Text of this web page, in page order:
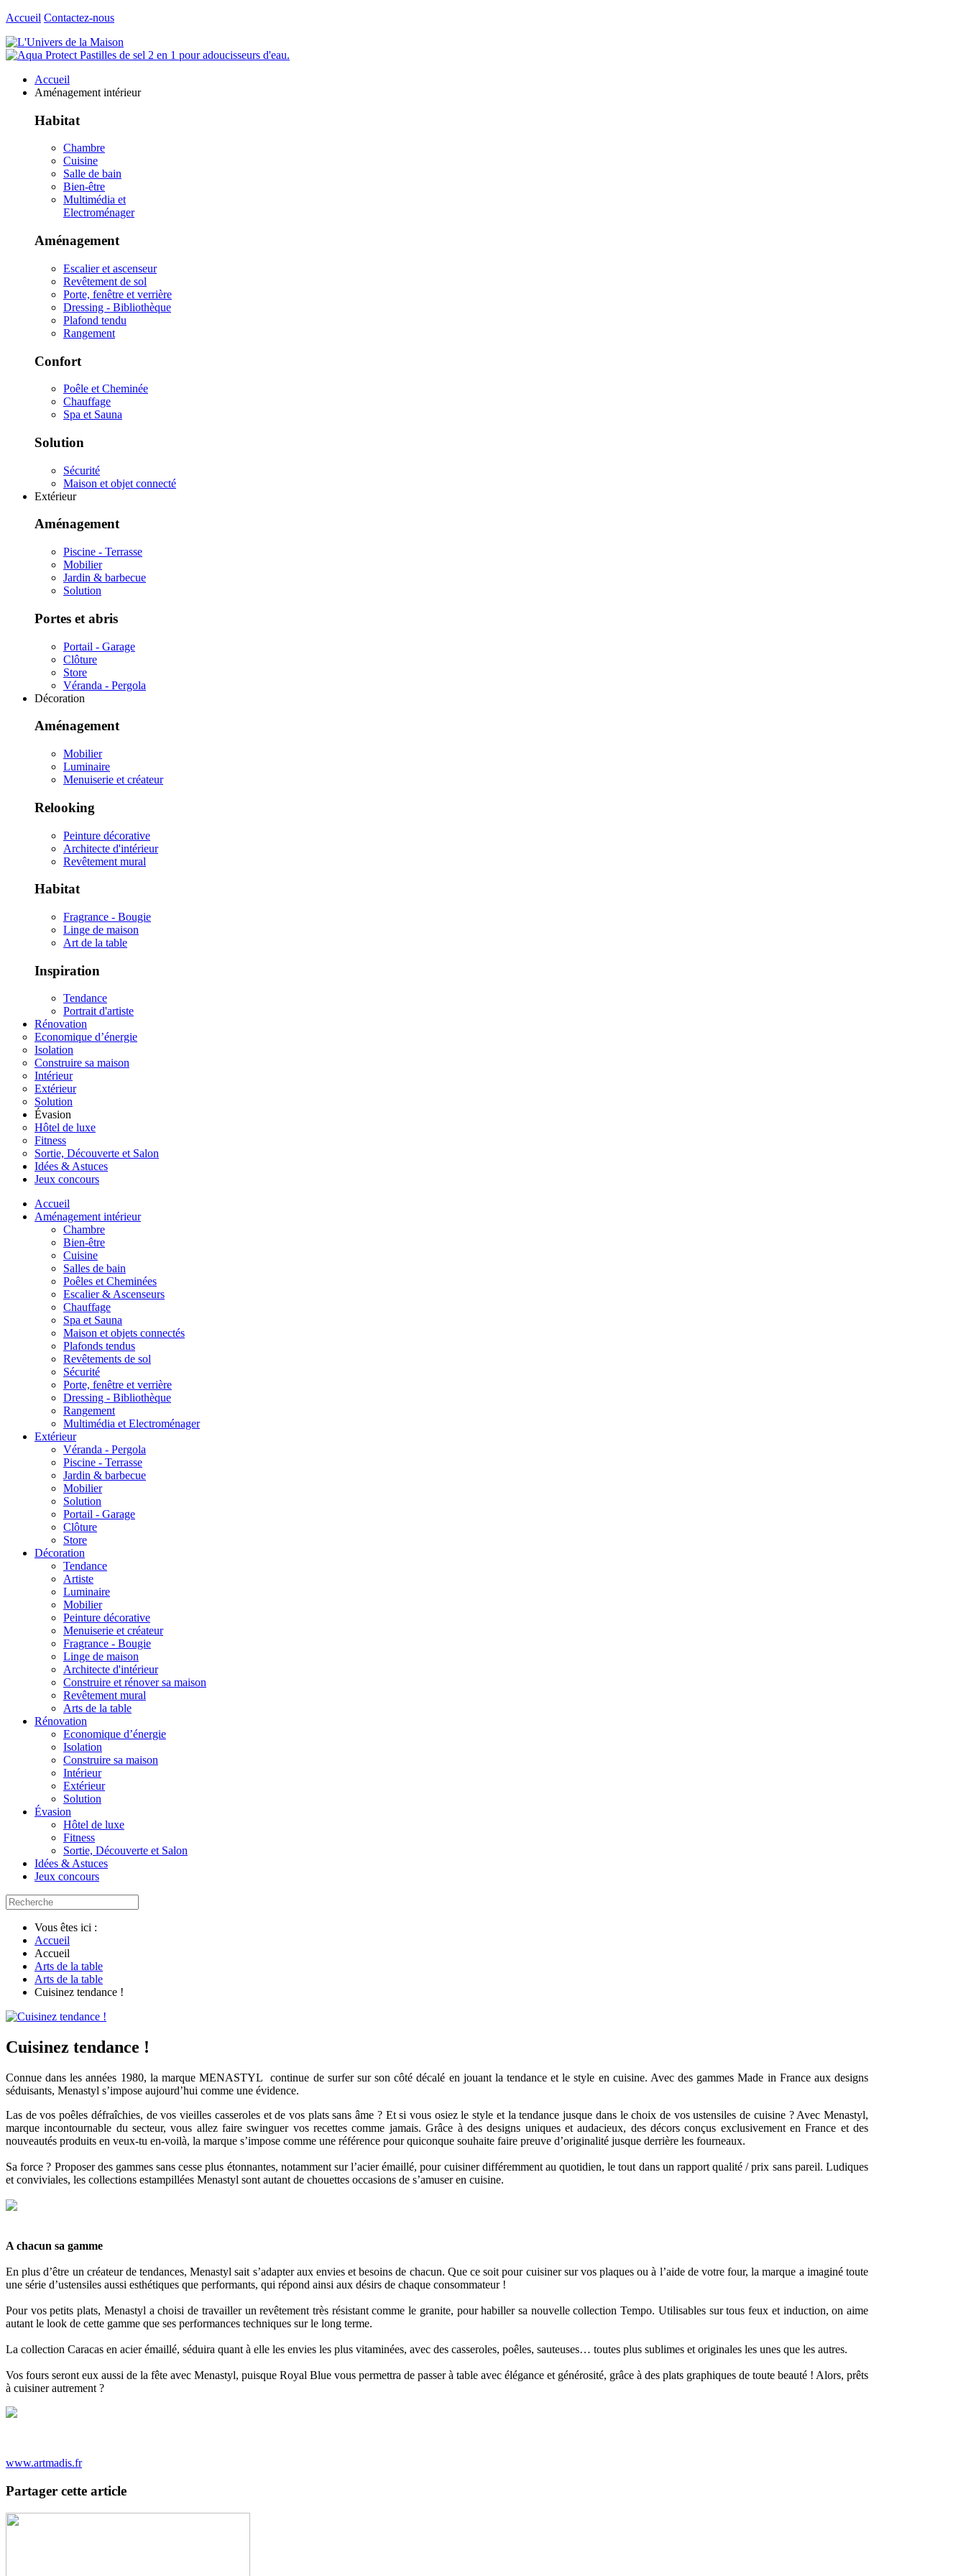
Accueil Contactez-nous
Accueil
Aménagement intérieur
Habitat
Chambre
Cuisine
Salle de bain
Bien-être
Multimédia et
Electroménager
Aménagement
Escalier et ascenseur
Revêtement de sol
Porte, fenêtre et verrière
Dressing - Bibliothèque
Plafond tendu
Rangement
Confort
Poêle et Cheminée
Chauffage
Spa et Sauna
Solution
Sécurité
Maison et objet connecté
Extérieur
Aménagement
Piscine - Terrasse
Mobilier
Jardin & barbecue
Solution
Portes et abris
Portail - Garage
Clôture
Store
Véranda - Pergola
Décoration
Aménagement
Mobilier
Luminaire
Menuiserie et créateur
Relooking
Peinture décorative
Architecte d'intérieur
Revêtement mural
Habitat
Fragrance - Bougie
Linge de maison
Art de la table
Inspiration
Tendance
Portrait d'artiste
Rénovation
Economique d’énergie
Isolation
Construire sa maison
Intérieur
Extérieur
Solution
Évasion
Hôtel de luxe
Fitness
Sortie, Découverte et Salon
Idées & Astuces
Jeux concours
Accueil
Aménagement intérieur
Chambre
Bien-être
Cuisine
Salles de bain
Poêles et Cheminées
Escalier & Ascenseurs
Chauffage
Spa et Sauna
Maison et objets connectés
Plafonds tendus
Revêtements de sol
Sécurité
Porte, fenêtre et verrière
Dressing - Bibliothèque
Rangement
Multimédia et Electroménager
Extérieur
Véranda - Pergola
Piscine - Terrasse
Jardin & barbecue
Mobilier
Solution
Portail - Garage
Clôture
Store
Décoration
Tendance
Artiste
Luminaire
Mobilier
Peinture décorative
Menuiserie et créateur
Fragrance - Bougie
Linge de maison
Architecte d'intérieur
Construire et rénover sa maison
Revêtement mural
Arts de la table
Rénovation
Economique d’énergie
Isolation
Construire sa maison
Intérieur
Extérieur
Solution
Évasion
Hôtel de luxe
Fitness
Sortie, Découverte et Salon
Idées & Astuces
Jeux concours
Vous êtes ici :
Accueil
Accueil
Arts de la table
Arts de la table
Cuisinez tendance !
Cuisinez tendance !
Connue dans les années 1980, la marque MENASTYL continue de surfer sur son côté décalé en jouant la tendance et le style en cuisine. Avec des gammes Made in France aux designs
séduisants, Menastyl s’impose aujourd’hui comme une évidence.
Las de vos poêles défraîchies, de vos vieilles casseroles et de vos plats sans âme ? Et si vous osiez le style et la tendance jusque dans le choix de vos ustensiles de cuisine ? Avec Menastyl,
marque incontournable du secteur, vous allez faire swinguer vos recettes comme jamais. Grâce à des designs uniques et audacieux, des décors conçus exclusivement en France et des
nouveautés produits en veux-tu en-voilà, la marque s’impose comme une référence pour quiconque souhaite faire preuve d’originalité jusque derrière les fourneaux.
Sa force ? Proposer des gammes sans cesse plus étonnantes, notamment sur l’acier émaillé, pour cuisiner différemment au quotidien, le tout dans un rapport qualité / prix sans pareil. Ludiques
et conviviales, les collections estampillées Menastyl sont autant de chouettes occasions de s’amuser en cuisine.
A chacun sa gamme
En plus d’être un créateur de tendances, Menastyl sait s’adapter aux envies et besoins de chacun. Que ce soit pour cuisiner sur vos plaques ou à l’aide de votre four, la marque a imaginé toute
une série d’ustensiles aussi esthétiques que performants, qui répond ainsi aux désirs de chaque consommateur !
Pour vos petits plats, Menastyl a choisi de travailler un revêtement très résistant comme le granite, pour habiller sa nouvelle collection Tempo. Utilisables sur tous feux et induction, on aime
autant le look de cette gamme que ses performances techniques sur le long terme.
La collection Caracas en acier émaillé, séduira quant à elle les envies les plus vitaminées, avec des casseroles, poêles, sauteuses… toutes plus sublimes et originales les unes que les autres.
Vos fours seront eux aussi de la fête avec Menastyl, puisque Royal Blue vous permettra de passer à table avec élégance et générosité, grâce à des plats graphiques de toute beauté ! Alors, prêts
à cuisiner autrement ?
www.artmadis.fr
Partager cette article